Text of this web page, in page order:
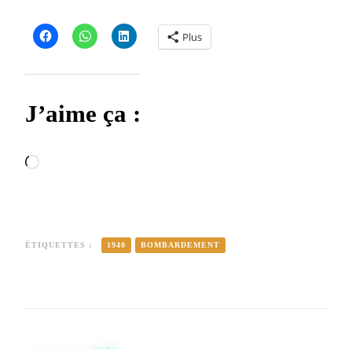
Plus
J’aime ça :
Chargement…
ÉTIQUETTES : 1940 BOMBARDEMENT